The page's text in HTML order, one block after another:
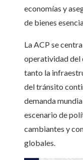
economías y
de bienes
La ACP se
operatividad del
tanto la
del tránsito
demanda
escenario de
cambiantes y
globales.